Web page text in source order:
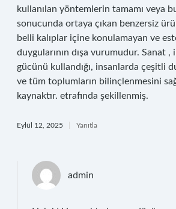
kullanılan yöntemlerin tamamı veya
sonucunda ortaya çıkan benzersiz
belli kalıplar içine konulamayan ve
duygularının dışa vurumudur. Sanat ,
gücünü kullandığı, insanlarda çeşitli
ve tüm toplumların bilinçlenmesini
kaynaktır. etrafında şekillenmiş.
Eylül 12, 2025 Yanıtla
admin